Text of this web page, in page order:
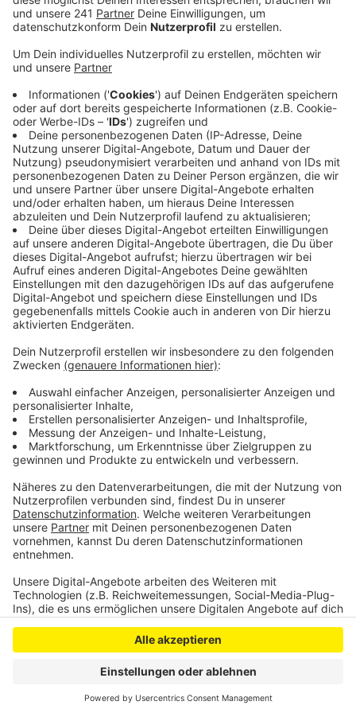
Anzeige
Anzeige
Konkret soll das Parkhaus im Auge der Fahrradrampe
zur Bahnhofsbrücke entstehen. Laut Bahnstadt wird
die Anlage auf den ersten beiden Etagen elektronisch
abgesichert und kostenpflichtig sein – während das
Obergeschoss für freie Abstellmöglichkeiten genutzt
werden kann.
Bis Ende nächsten Jahres soll das neue
Fahrradparkhaus am Bahnhof in Opladen fertig sein.
Ähnliche Bauprojekte sind auch an den Bahnhöfen in
Wiesdorf und Schlebusch geplant. In Wiesdorf ist der
Baustart aber erst in rund fünf Jahren geplant – für
Schlebusch gibt es noch keinen konkreten Zeitplan.
Anzeige
Anzeige